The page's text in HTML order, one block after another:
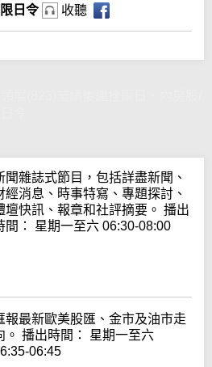
日令 收聽
聞雜誌式節目，包括詳盡新聞、
經消息、時事特寫、專題探討、
壇快訊、報章和社評摘要。 播出
間： 星期一至六 06:30-08:00
報最新歐美股匯、金市及油市走
。 播出時間： 星期一至六
06:45